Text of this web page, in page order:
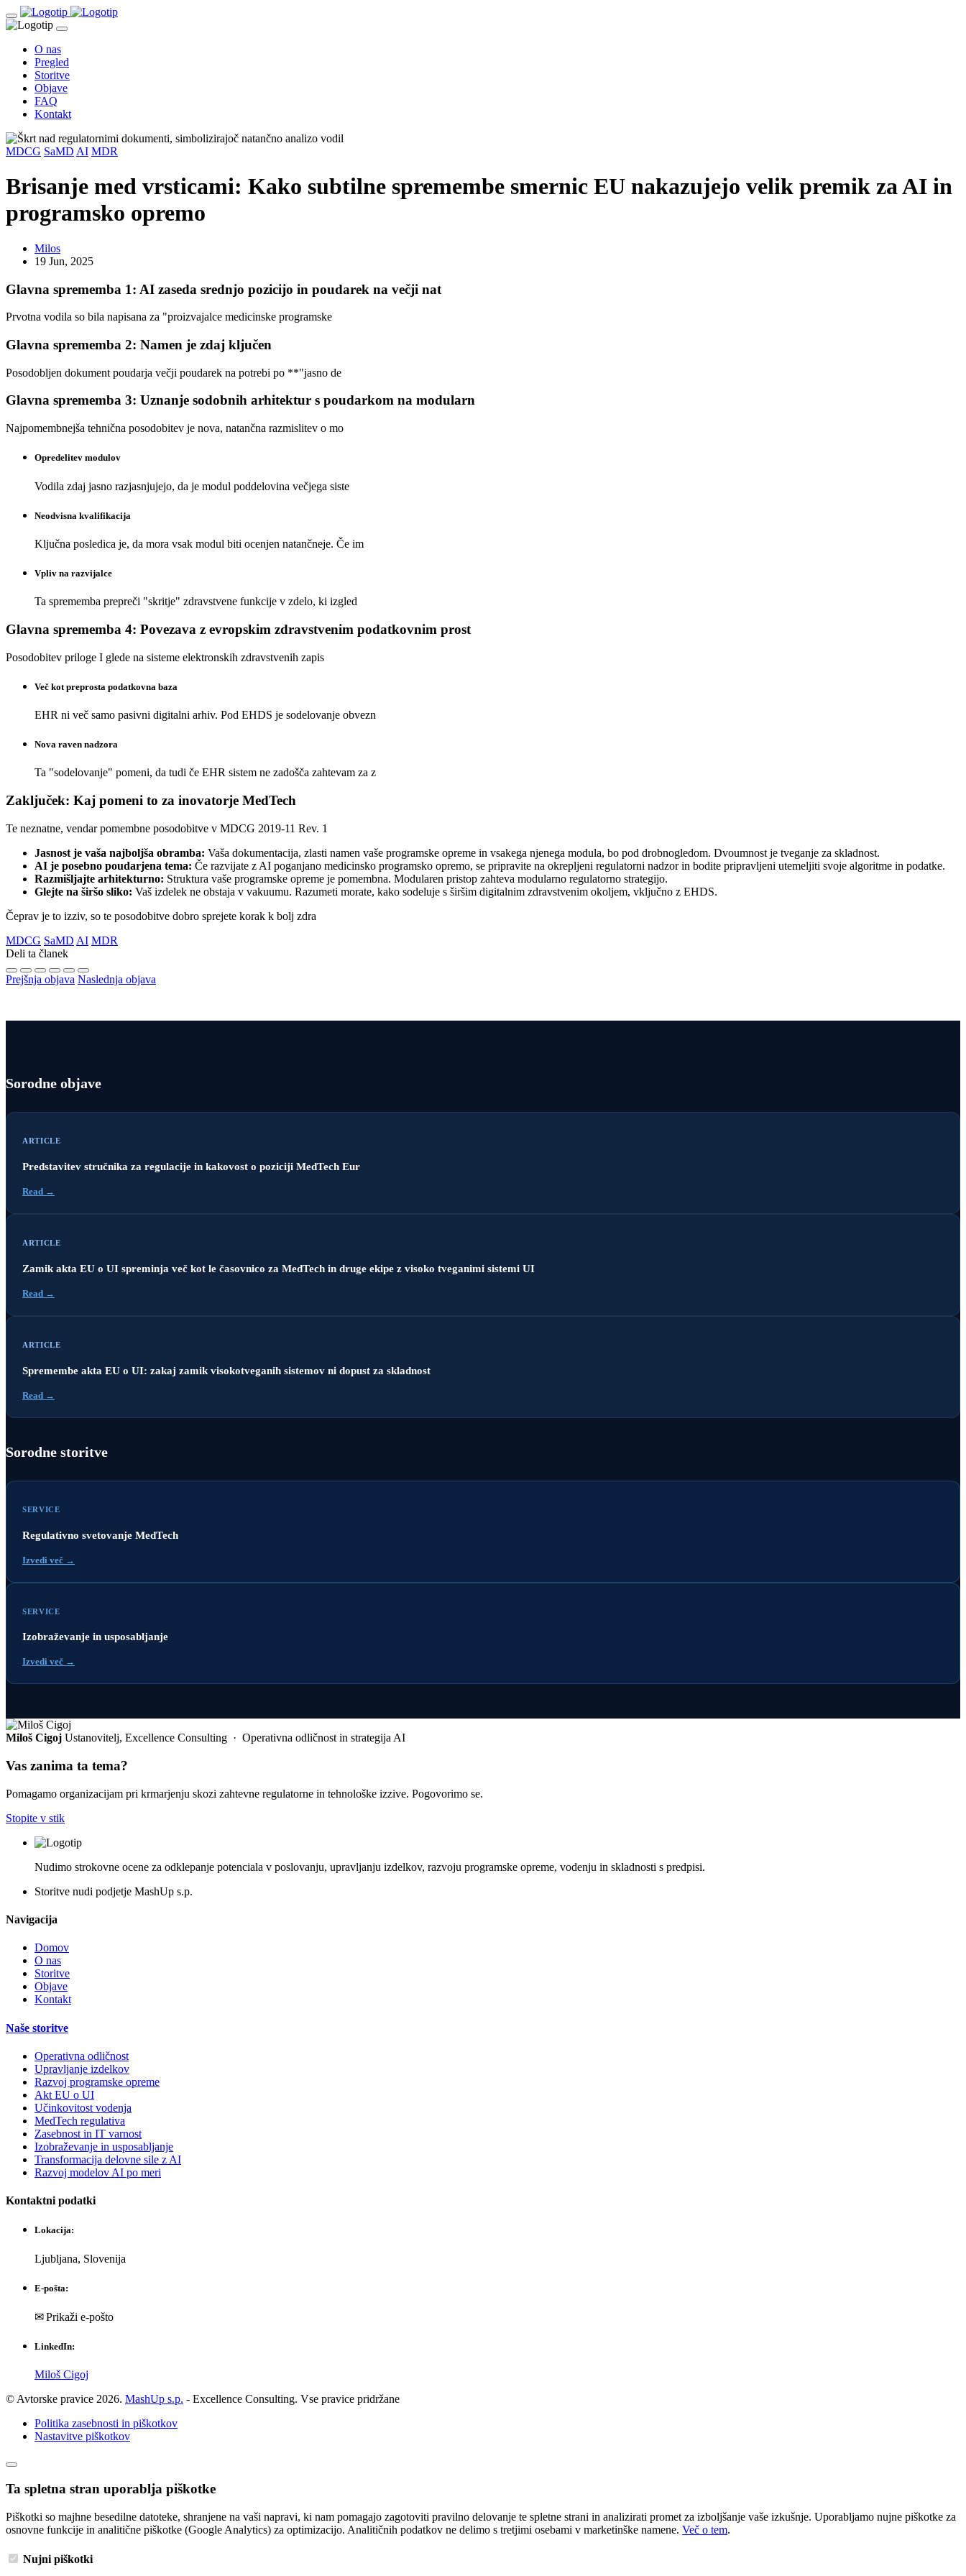
O nas
Pregled
Storitve
Objave
FAQ
Kontakt
MDCG SaMD AI MDR
Brisanje med vrsticami: Kako subtilne spremembe smernic EU nakazujejo velik premik za AI in
programsko opremo
Milos
19 Jun, 2025
Glavna sprememba 1: AI zaseda srednjo pozicijo in poudarek na večji nat
Prvotna vodila so bila napisana za "proizvajalce medicinske programske
Glavna sprememba 2: Namen je zdaj ključen
Posodobljen dokument poudarja večji poudarek na potrebi po **"jasno de
Glavna sprememba 3: Uznanje sodobnih arhitektur s poudarkom na modularn
Najpomembnejša tehnična posodobitev je nova, natančna razmislitev o mo
Opredelitev modulov
Vodila zdaj jasno razjasnjujejo, da je modul poddelovina večjega siste
Neodvisna kvalifikacija
Ključna posledica je, da mora vsak modul biti ocenjen natančneje. Če im
Vpliv na razvijalce
Ta sprememba prepreči "skritje" zdravstvene funkcije v zdelo, ki izgled
Glavna sprememba 4: Povezava z evropskim zdravstvenim podatkovnim prost
Posodobitev priloge I glede na sisteme elektronskih zdravstvenih zapis
Več kot preprosta podatkovna baza
EHR ni več samo pasivni digitalni arhiv. Pod EHDS je sodelovanje obvezn
Nova raven nadzora
Ta "sodelovanje" pomeni, da tudi če EHR sistem ne zadošča zahtevam za z
Zaključek: Kaj pomeni to za inovatorje MedTech
Te neznatne, vendar pomembne posodobitve v MDCG 2019-11 Rev. 1
Jasnost je vaša najboljša obramba: Vaša dokumentacija, zlasti namen vaše programske opreme in vsakega njenega modula, bo pod drobnogledom. Dvoumnost je tveganje za skladnost.
AI je posebno poudarjena tema: Če razvijate z AI poganjano medicinsko programsko opremo, se pripravite na okrepljeni regulatorni nadzor in bodite pripravljeni utemeljiti svoje algoritme in podatke.
Razmišljajte arhitekturno: Struktura vaše programske opreme je pomembna. Modularen pristop zahteva modularno regulatorno strategijo.
Glejte na širšo sliko: Vaš izdelek ne obstaja v vakuumu. Razumeti morate, kako sodeluje s širšim digitalnim zdravstvenim okoljem, vključno z EHDS.
Čeprav je to izziv, so te posodobitve dobro sprejete korak k bolj zdra
MDCG SaMD AI MDR
Deli ta članek
Prejšnja objava Naslednja objava
Sorodne objave
ARTICLE
Predstavitev stručnika za regulacije in kakovost o poziciji MedTech Eur
Read →
ARTICLE
Zamik akta EU o UI spreminja več kot le časovnico za MedTech in druge ekipe z visoko tveganimi sistemi UI
Read →
ARTICLE
Spremembe akta EU o UI: zakaj zamik visokotveganih sistemov ni dopust za skladnost
Read →
Sorodne storitve
SERVICE
Regulativno svetovanje MedTech
Izvedi več →
SERVICE
Izobraževanje in usposabljanje
Izvedi več →
Miloš Cigoj Ustanovitelj, Excellence Consulting · Operativna odličnost in strategija AI
Vas zanima ta tema?
Pomagamo organizacijam pri krmarjenju skozi zahtevne regulatorne in tehnološke izzive. Pogovorimo se.
Stopite v stik
Nudimo strokovne ocene za odklepanje potenciala v poslovanju, upravljanju izdelkov, razvoju programske opreme, vodenju in skladnosti s predpisi.
Storitve nudi podjetje MashUp s.p.
Navigacija
Domov
O nas
Storitve
Objave
Kontakt
Naše storitve
Operativna odličnost
Upravljanje izdelkov
Razvoj programske opreme
Akt EU o UI
Učinkovitost vodenja
MedTech regulativa
Zasebnost in IT varnost
Izobraževanje in usposabljanje
Transformacija delovne sile z AI
Razvoj modelov AI po meri
Kontaktni podatki
Lokacija:
Ljubljana, Slovenija
E-pošta:
✉ Prikaži e-pošto
LinkedIn:
Miloš Cigoj
© Avtorske pravice 2026. MashUp s.p. - Excellence Consulting. Vse pravice pridržane
Politika zasebnosti in piškotkov
Nastavitve piškotkov
Ta spletna stran uporablja piškotke
Piškotki so majhne besedilne datoteke, shranjene na vaši napravi, ki nam pomagajo zagotoviti pravilno delovanje te spletne strani in analizirati promet za izboljšanje vaše izkušnje. Uporabljamo nujne piškotke za
osnovne funkcije in analitične piškotke (Google Analytics) za optimizacijo. Analitičnih podatkov ne delimo s tretjimi osebami v marketinške namene. Več o tem.
Nujni piškotki